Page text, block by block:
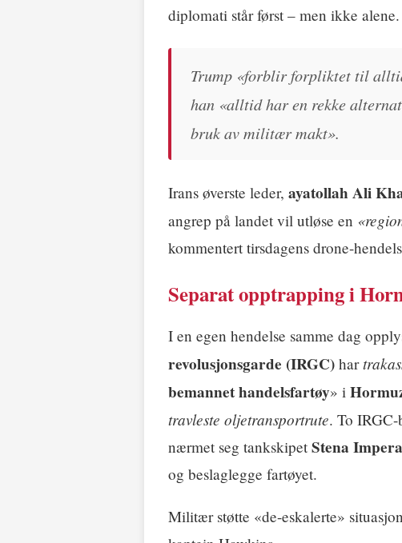
diplomati står først – men ikke alene.
Trump «forblir forpliktet til
han «alltid har en rekke
bruk av militær makt».
Irans øverste leder, ayatollah Ali
angrep på landet vil utløse en
kommentert tirsdagens drone-
Separat opptrapping i
I en egen hendelse samme dag
revolusjonsgarde (IRGC) har
bemannet handelsfartøy» i
travleste oljetransportrute. To
nærmet seg tankskipet Stena
og beslaglegge fartøyet.
Militær støtte «de-eskalerte»